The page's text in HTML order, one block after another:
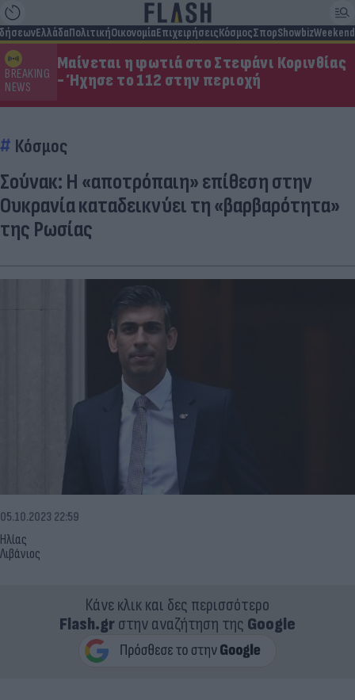
ΕλλάδαΠολιτικήΟικονομίαΕπιχειρήσειςΚόσμοςΣπορShowbizWeekend
BREAKING
NEWS
Μαίνεται η φωτιά στο Στεφάνι Κορινθίας
- Ήχησε το 112 στην περιοχή
Κόσμος
Σούνακ: Η «αποτρόπαιη» επίθεση στην
Ουκρανία καταδεικνύει τη «βαρβαρότητα»
της Ρωσίας
Ηλίας
Λιβάνιος
05.10.2023 22:59
Κάνε κλικ και δες περισσότερο
Flash.grστην αναζήτηση της Google